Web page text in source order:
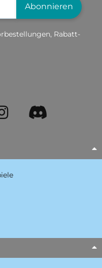
Abonnieren
Rabatt-